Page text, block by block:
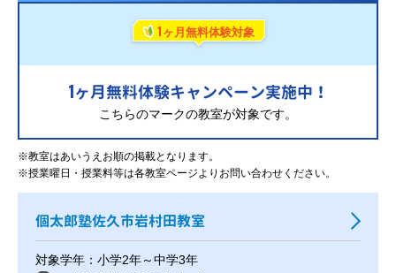
1 ヶ月無料体験対象
1ヶ月無料体験キャンペーン実施中！
こちらのマークの教室が対象です。
※教室はあいうえお順の掲載となります。
※授業曜日・授業料等は各教室ページよりお問い合わせください。
個太郎塾佐久市岩村田教室
対象学年：小学2年～中学3年